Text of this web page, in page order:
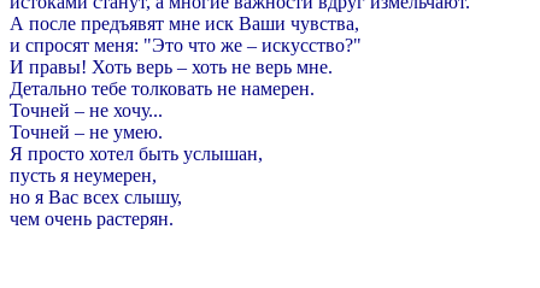
А после предъявят мне иск Ваши чувства,
и спросят меня: "Это что же – искусство?"
И правы! Хоть верь – хоть не верь мне.
Детально тебе толковать не намерен.
Точней – не хочу...
Точней – не умею.
Я просто хотел быть услышан,
пусть я неумерен,
но я Вас всех слышу,
чем очень растерян.